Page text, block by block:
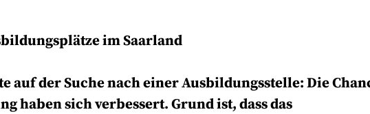
im Saarland
auf der Suche nach einer Ausbildungsstelle: Die
haben sich verbessert. Grund ist, dass das